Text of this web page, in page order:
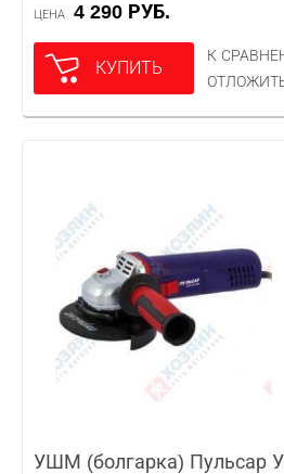
ЦЕНА 4 290 РУБ.
КУПИТЬ
К
УШМ (болгарка) Пульсар